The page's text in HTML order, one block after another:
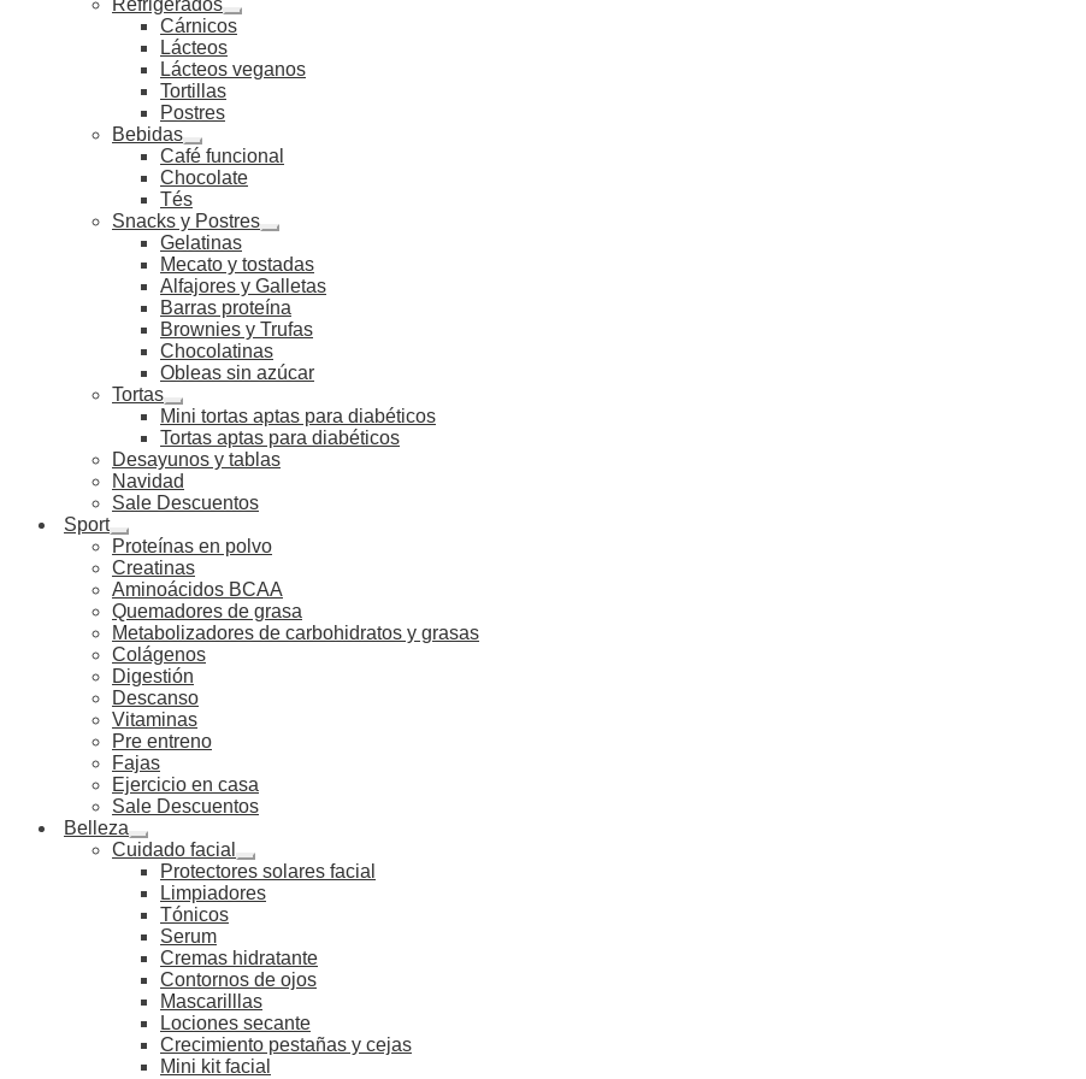
Refrigerados
Cárnicos
Lácteos
Lácteos veganos
Tortillas
Postres
Bebidas
Café funcional
Chocolate
Tés
Snacks y Postres
Gelatinas
Mecato y tostadas
Alfajores y Galletas
Barras proteína
Brownies y Trufas
Chocolatinas
Obleas sin azúcar
Tortas
Mini tortas aptas para diabéticos
Tortas aptas para diabéticos
Desayunos y tablas
Navidad
Sale Descuentos
Sport
Proteínas en polvo
Creatinas
Aminoácidos BCAA
Quemadores de grasa
Metabolizadores de carbohidratos y grasas
Colágenos
Digestión
Descanso
Vitaminas
Pre entreno
Fajas
Ejercicio en casa
Sale Descuentos
Belleza
Cuidado facial
Protectores solares facial
Limpiadores
Tónicos
Serum
Cremas hidratante
Contornos de ojos
Mascarilllas
Lociones secante
Crecimiento pestañas y cejas
Mini kit facial